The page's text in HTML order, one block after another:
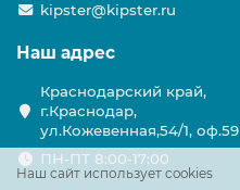
Наш сайт использует cookies
kipster@kipster.ru
Наш адрес
Краснодарский край,
г.Краснодар,
ул.Кожевенная,54/1, оф.59
ПН-ПТ 8:00-17:00